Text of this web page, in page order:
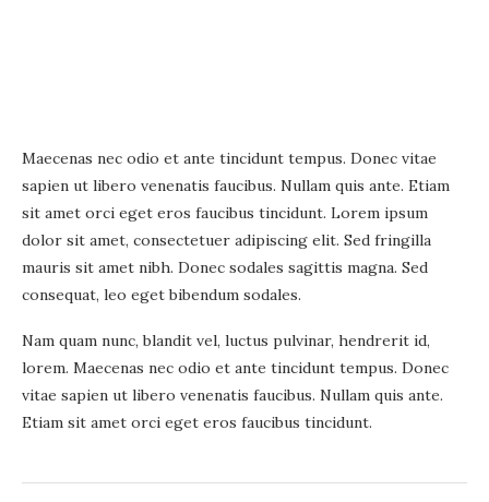
Maecenas nec odio et ante tincidunt tempus. Donec vitae
sapien ut libero venenatis faucibus. Nullam quis ante. Etiam
sit amet orci eget eros faucibus tincidunt. Lorem ipsum
dolor sit amet, consectetuer adipiscing elit. Sed fringilla
mauris sit amet nibh. Donec sodales sagittis magna. Sed
consequat, leo eget bibendum sodales.
Nam quam nunc, blandit vel, luctus pulvinar, hendrerit id,
lorem. Maecenas nec odio et ante tincidunt tempus. Donec
vitae sapien ut libero venenatis faucibus. Nullam quis ante.
Etiam sit amet orci eget eros faucibus tincidunt.